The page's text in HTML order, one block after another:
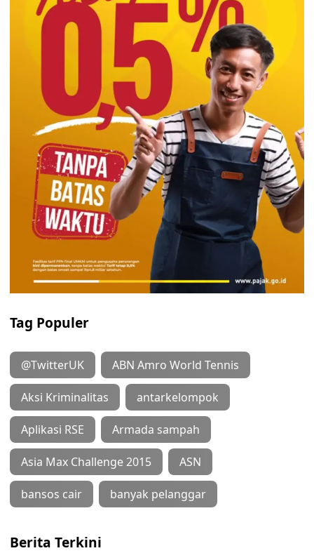
Tag Populer
@TwitterUK ABN Amro World Tennis
Aksi Kriminalitas antarkelompok
Aplikasi RSE Armada sampah
Asia Max Challenge 2015 ASN
bansos cair banyak pelanggar
Berita Terkini